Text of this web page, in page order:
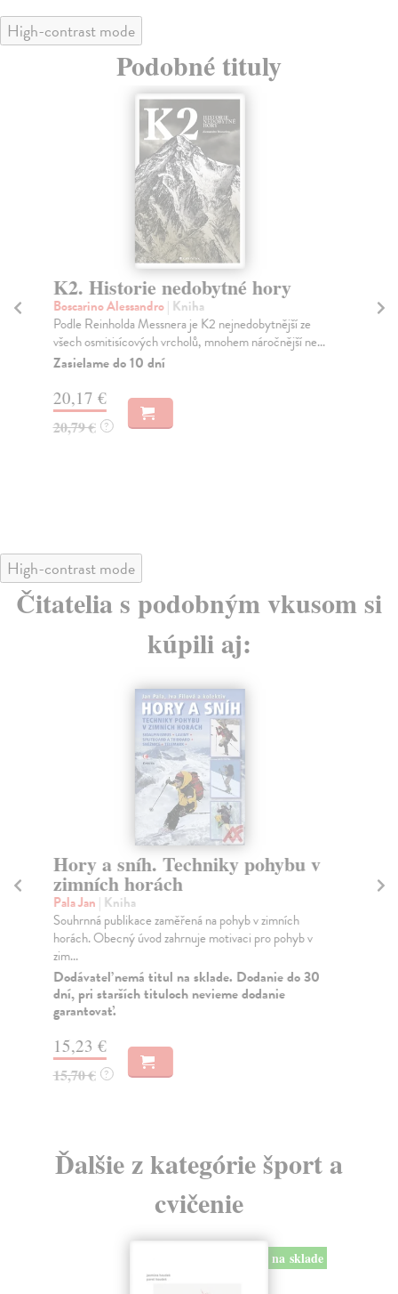
High-contrast mode
Podobné tituly
K2. Historie nedobytné hory
Boscarino Alessandro| Kniha
Podle Reinholda Messnera je K2 nejnedobytnější ze
všech osmitisícových vrcholů, mnohem náročnější ne...
Zasielame do 10 dní
20,17 €
20,79 € ?
High-contrast mode
Čitatelia s podobným vkusom si
kúpili aj:
Hory a sníh. Techniky pohybu v
zimních horách
Pala Jan | Kniha
Souhrnná publikace zaměřená na pohyb v zimních
horách. Obecný úvod zahrnuje motivaci pro pohyb v
zim...
Dodávateľ nemá titul na sklade. Dodanie do 30
dní, pri starších tituloch nevieme dodanie
garantovať.
15,23 €
15,70 € ?
Ďalšie z kategórie šport a
cvičenie
na sklade